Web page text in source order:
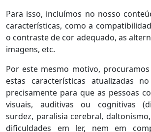
Para isso, incluímos no nosso
características, como a
o contraste de cor adequado, as
imagens, etc.
Por este mesmo motivo,
estas características atualizadas
precisamente para que as pessoas
visuais, auditivas ou cognitivas
surdez, paralisia cerebral,
dificuldades em ler, nem em